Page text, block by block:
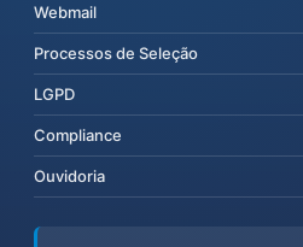
Webmail
Processos de Seleção
LGPD
Compliance
Ouvidoria